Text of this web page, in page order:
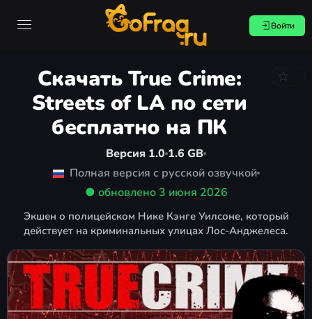
Войти
Скачать True Crime:
Streets of LA по сети
бесплатно на ПК
Версия 1.0 1.6 GB
Полная версия с русской озвучкой
● обновлено3 июня 2026
Экшен о полицейском Нике Кэнге Уилсоне, который
действует на криминальных улицах Лос-Анджелеса.